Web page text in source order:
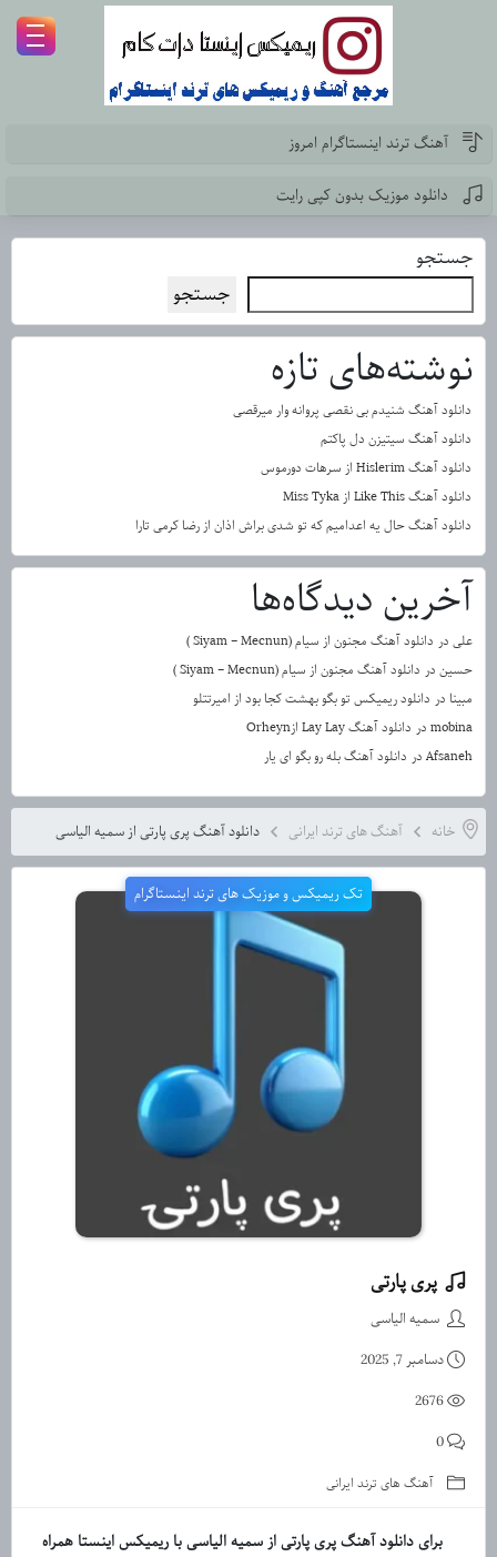
آهنگ ترند اینستاگرام امروز
دانلود موزیک بدون کپی رایت
جستجو
جستجو
نوشته‌های تازه
دانلود آهنگ شنیدم بی نقصی پروانه وار میرقصی
دانلود آهنگ سیتیزن دل پاکتم
دانلود آهنگ Hislerim از سرهات دورموس
دانلود آهنگ Like This از Miss Tyka
دانلود آهنگ حال یه اعدامیم که تو شدی براش اذان از رضا کرمی تارا
آخرین دیدگاه‌ها
علی در دانلود آهنگ مجنون از سیام (Siyam – Mecnun )
حسین در دانلود آهنگ مجنون از سیام (Siyam – Mecnun )
مبینا در دانلود ریمیکس تو بگو بهشت کجا بود از امیرتتلو
mobina در دانلود آهنگ Lay Lay ازOrheyn
Afsaneh در دانلود آهنگ بله رو بگو ای یار
خانه آهنگ های ترند ایرانی دانلود آهنگ پری پارتی از سمیه الیاسی
تک ریمیکس و موزیک های ترند اینستاگرام
دانلود آهنگ پری پارتی از سمیه
پری پارتی
سمیه الیاسی
دسامبر 7, 2025
2676
0
آهنگ های ترند ایرانی
برای دانلود آهنگ پری پارتی از سمیه الیاسی با ریمیکس اینستا همراه